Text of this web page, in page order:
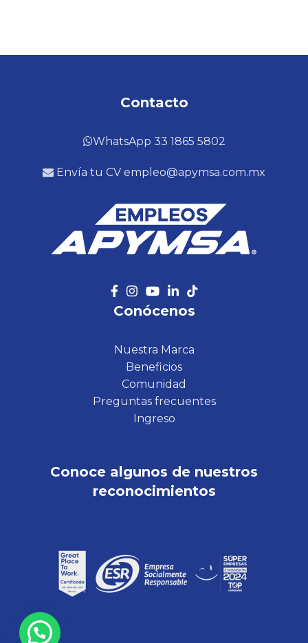
Contacto
WhatsApp 33 1865 5802
Envía tu CV empleo@apymsa.com.mx
Conócenos
Nuestra Marca
Beneficios
Comunidad
Preguntas frecuentes
Ingreso
Conoce algunos de nuestros
reconocimientos